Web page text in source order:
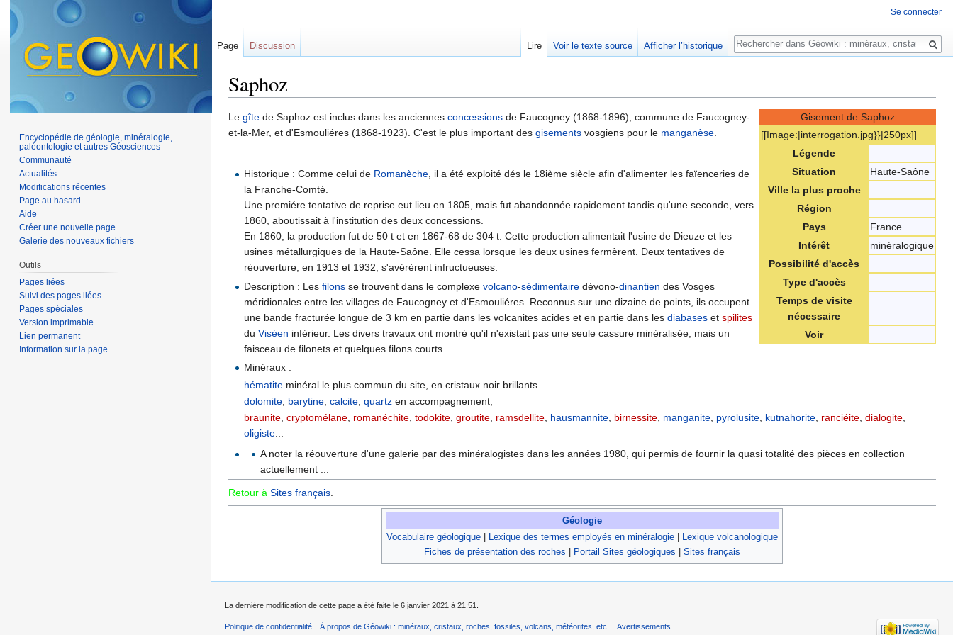
Saphoz
Gisement de Saphoz
[[Image:|interrogation.jpg}}|250px]]
Légende
Situation
Haute-Saône
Ville la plus proche
Région
Pays
France
Intérêt
minéralogique
Possibilité d'accès
Type d'accès
Temps de visite
nécessaire
Voir
Le gîte de Saphoz est inclus dans les anciennes concessions de Faucogney (1868-1896), commune de Faucogney-
et-la-Mer, et d'Esmouliéres (1868-1923). C'est le plus important des gisements vosgiens pour le manganèse.
Historique : Comme celui de Romanèche, il a été exploité dés le 18ième siècle afin d'alimenter les faïenceries de
la Franche-Comté.
Une premiére tentative de reprise eut lieu en 1805, mais fut abandonnée rapidement tandis qu'une seconde, vers
1860, aboutissait à l'institution des deux concessions.
En 1860, la production fut de 50 t et en 1867-68 de 304 t. Cette production alimentait l'usine de Dieuze et les
usines métallurgiques de la Haute-Saône. Elle cessa lorsque les deux usines fermèrent. Deux tentatives de
réouverture, en 1913 et 1932, s'avérèrent infructueuses.
Description : Lesfilons se trouvent dans le complexevolcano-sédimentaire dévono-dinantien des Vosges
méridionales entre les villages de Faucogney et d'Esmouliéres. Reconnus sur une dizaine de points, ils occupent
une bande fracturée longue de 3 km en partie dans les volcanites acides et en partie dans lesdiabases etspilites
duViséen inférieur. Les divers travaux ont montré qu'il n'existait pas une seule cassure minéralisée, mais un
faisceau de filonets et quelques filons courts.
Minéraux :
hématite minéral le plus commun du site, en cristaux noir brillants...
dolomite barytine ,calcite ,quartz en accompagnement,
braunite,cryptomélane, romanéchite,todokite,groutite, ramsdellite, hausmannite, birnessite, manganite, pyrolusite, kutnahorite, ranciéite,dialogite,
oligiste...
A noter la réouverture d'une galerie par des minéralogistes dans les années 1980, qui permis de fournir la quasi totalité des pièces en collection
actuellement ...
Retour à Sites français.
Géologie
Vocabulaire géologique
Lexique des termes employés en minéralogie
Lexique volcanologique
Fiches de présentation des roches
Portail Sites géologiques Sites français
Se connecter
Page Discussion Lire Voir le texte source Afficher l’historique
Rechercher
Encyclopédie de géologie, minéralogie,
paléontologie et autres Géosciences
Communauté
Actualités
Modifications récentes
Page au hasard
Aide
Créer une nouvelle page
Galerie des nouveaux fichiers
Outils
Pages liées
Suivi des pages liées
Pages spéciales
Version imprimable
Lien permanent
Information sur la page
La dernière modification de cette page a été faite le 6 janvier 2021 à 21:51.
Politique de confidentialité À propos de Géowiki : minéraux, cristaux, roches, fossiles, volcans, météorites, etc. Avertissements